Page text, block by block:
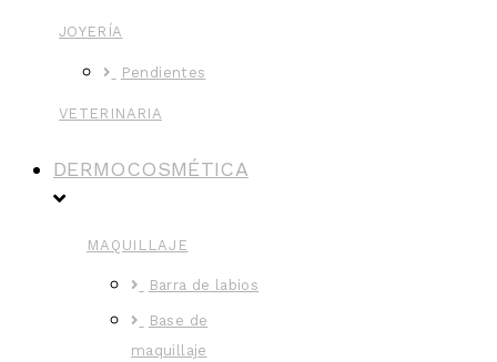
JOYERÍA
Pendientes
VETERINARIA
DERMOCOSMÉTICA
MAQUILLAJE
Barra de labios
Base de
maquillaje